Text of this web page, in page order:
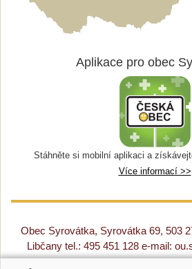
Aplikace pro obec
Stáhněte si mobilní aplikaci a
Více informací >>
Obec Syrovátka, Syrovátka 69, 503
Libčany tel.: 495 451 128 e-mail: